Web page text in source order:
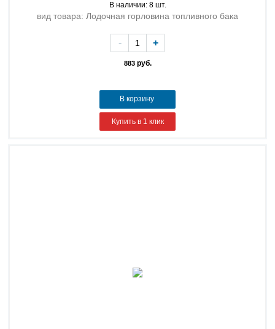
В наличии: 8 шт.
вид товара: Лодочная горловина топливного бака
883руб.
- +
В корзину
Купить в 1 клик